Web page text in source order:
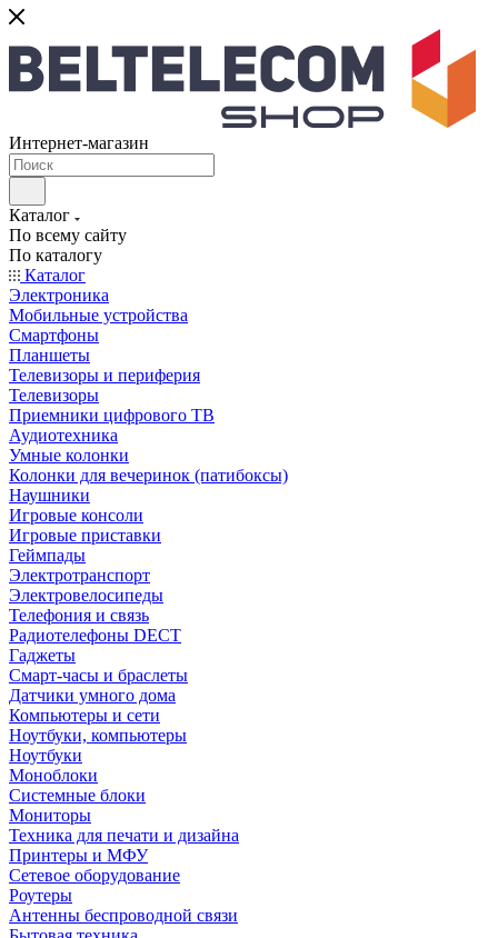
Интернет-магазин
Каталог
По всему сайту
По каталогу
Каталог
Электроника
Мобильные устройства
Смартфоны
Планшеты
Телевизоры и периферия
Телевизоры
Приемники цифрового ТВ
Аудиотехника
Умные колонки
Колонки для вечеринок (патибоксы)
Наушники
Игровые консоли
Игровые приставки
Геймпады
Электротранспорт
Электровелосипеды
Телефония и связь
Радиотелефоны DECT
Гаджеты
Смарт-часы и браслеты
Датчики умного дома
Компьютеры и сети
Ноутбуки, компьютеры
Ноутбуки
Моноблоки
Системные блоки
Мониторы
Техника для печати и дизайна
Принтеры и МФУ
Сетевое оборудование
Роутеры
Антенны беспроводной связи